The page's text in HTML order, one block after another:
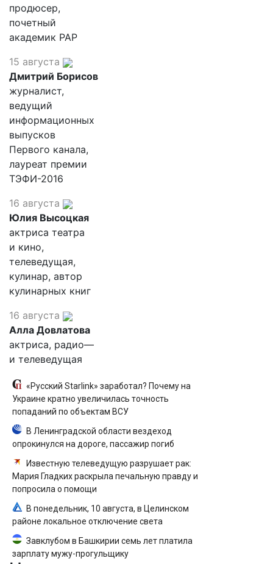
продюсер,
почетный
академик РАР
15 августа
Дмитрий Борисов
журналист,
ведущий
информационных
выпусков
Первого канала,
лауреат премии
ТЭФИ-2016
16 августа
Юлия Высоцкая
актриса театра
и кино,
телеведущая,
кулинар, автор
кулинарных книг
16 августа
Алла Довлатова
актриса, радио—
и телеведущая
«Русский Starlink» заработал? Почему на
Украине кратно увеличилась точность
попаданий по объектам ВСУ
В Ленинградской области вездеход
опрокинулся на дороге, пассажир погиб
Известную телеведущую разрушает рак:
Мария Гладких раскрыла печальную правду и
попросила о помощи
В понедельник, 10 августа, в Целинском
районе локальное отключение света
Завклубом в Башкирии семь лет платила
зарплату мужу-прогульщику